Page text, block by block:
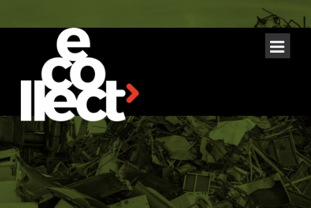
Protecția
datelor cu
caracter